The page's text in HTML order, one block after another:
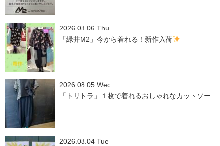
2026.08.06 Thu
「緑井M2」今から着れる！新作入荷
2026.08.05 Wed
「トリトラ」１枚で着れるおしゃれなカットソー
2026.08.04 Tue